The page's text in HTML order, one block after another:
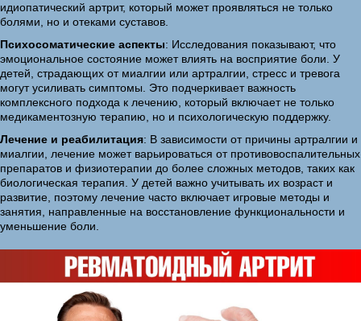
идиопатический артрит, который может проявляться не только
болями, но и отеками суставов.
Психосоматические аспекты: Исследования показывают, что
эмоциональное состояние может влиять на восприятие боли. У
детей, страдающих от миалгии или артралгии, стресс и тревога
могут усиливать симптомы. Это подчеркивает важность
комплексного подхода к лечению, который включает не только
медикаментозную терапию, но и психологическую поддержку.
Лечение и реабилитация: В зависимости от причины артралгии и
миалгии, лечение может варьироваться от противовоспалительных
препаратов и физиотерапии до более сложных методов, таких как
биологическая терапия. У детей важно учитывать их возраст и
развитие, поэтому лечение часто включает игровые методы и
занятия, направленные на восстановление функциональности и
уменьшение боли.